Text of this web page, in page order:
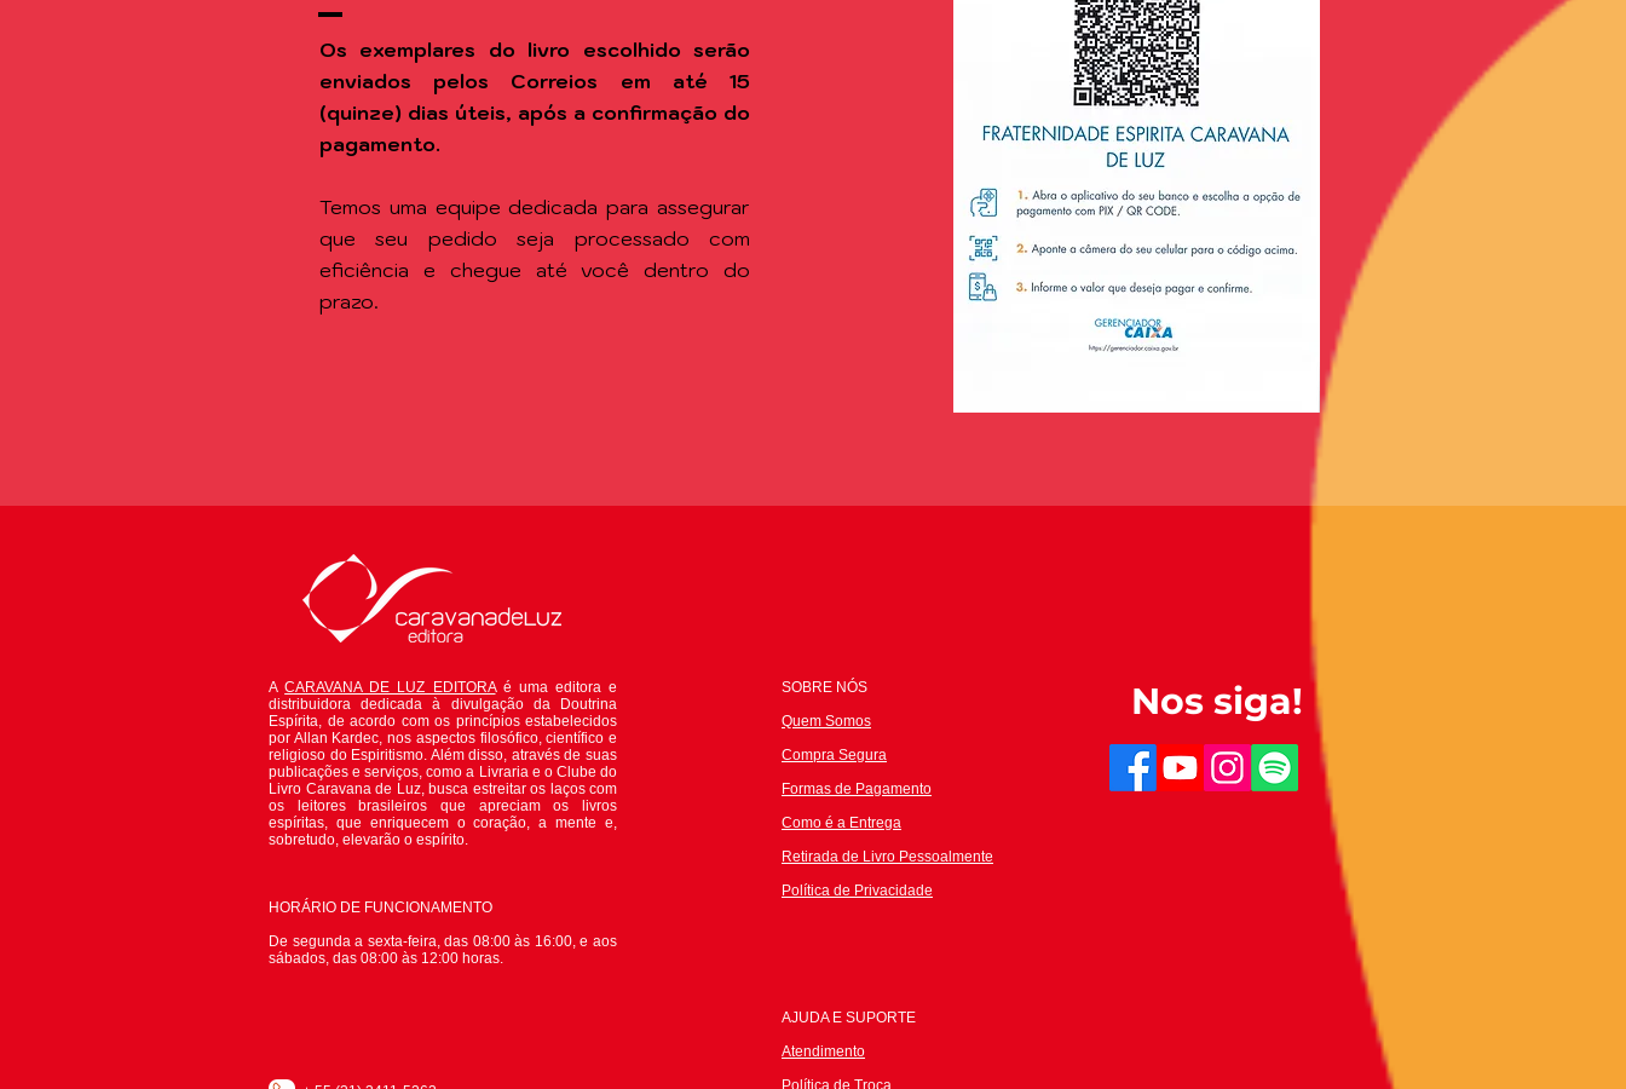
Os exemplares do livro escolhido serão
enviados pelos Correios em até 15
(quinze) dias úteis, após a confirmação do
pagamento.
Temos uma equipe dedicada para assegurar
que seu pedido seja processado com
eficiência e chegue até você dentro do
prazo.
ACARAVANA DE LUZ EDITORAé uma editora e
distribuidora dedicada à divulgação da Doutrina
Espírita, de acordo com os princípios estabelecidos
por Allan Kardec, nos aspectos filosófico, científico e
religioso do Espiritismo. Além disso, através de suas
publicações e serviços, como a Livraria e o Clube do
Livro Caravana de Luz, busca estreitar os laços com
os leitores brasileiros que apreciam os livros
espíritas, que enriquecem o coração, a mente e,
sobretudo, elevarão o espírito.
HORÁRIO DE FUNCIONAMENTO
De segunda a sexta-feira, das 08:00 às 16:00, e aos
sábados, das 08:00 às 12:00 horas.
SOBRE NÓS
Quem Somos
Compra Segura
Formas de Pagamento
Como é a Entrega
Retirada de Livro Pessoalmente
Política de Privacidade
Nos siga!
AJUDA E SUPORTE
Atendimento
Política de Troca